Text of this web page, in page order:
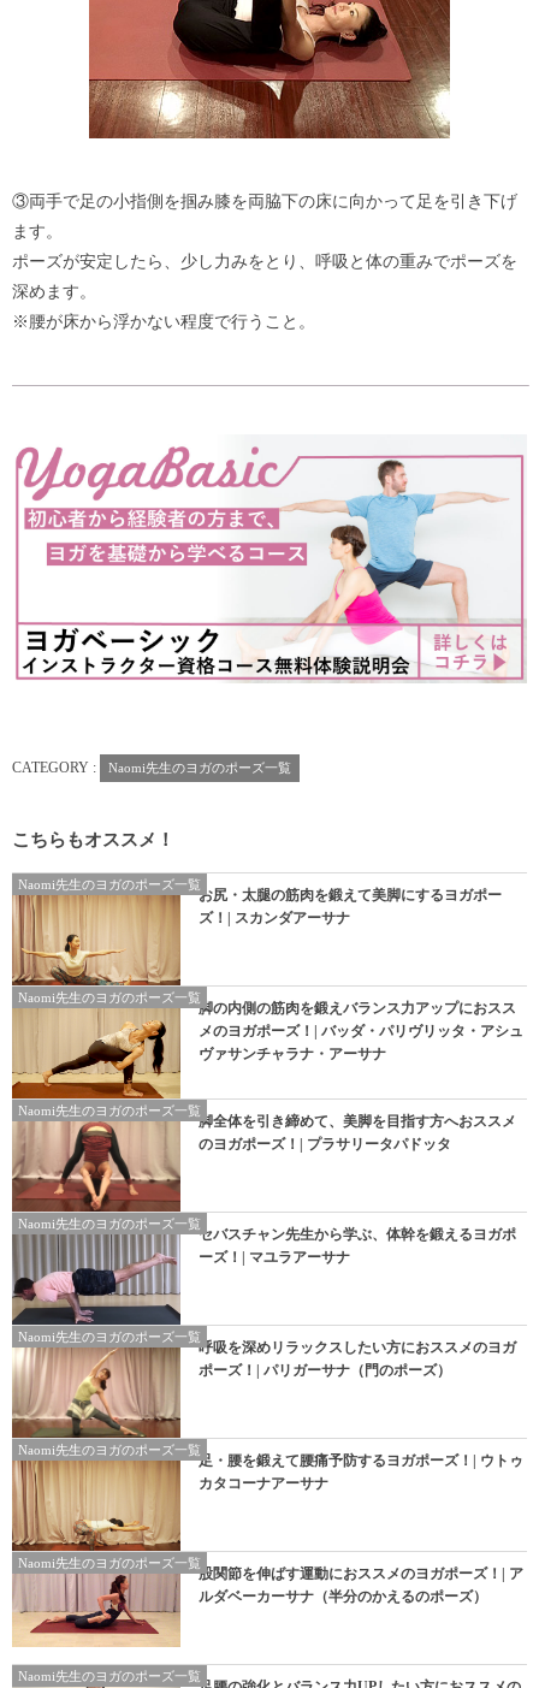
③両手で足の小指側を掴み膝を両脇下の床に向かって足を引き下げ
ます。
ポーズが安定したら、少し力みをとり、呼吸と体の重みでポーズを
深めます。
※腰が床から浮かない程度で行うこと。
CATEGORY : Naomi先生のヨガのポーズ一覧
こちらもオススメ！
Naomi先生のヨガのポーズ一覧
お尻・太腿の筋肉を鍛えて美脚にするヨガポー
ズ！| スカンダアーサナ
Naomi先生のヨガのポーズ一覧
脚の内側の筋肉を鍛えバランス力アップにおスス
メのヨガポーズ！| バッダ・パリヴリッタ・アシュ
ヴァサンチャラナ・アーサナ
Naomi先生のヨガのポーズ一覧
脚全体を引き締めて、美脚を目指す方へおススメ
のヨガポーズ！| プラサリータパドッタ
Naomi先生のヨガのポーズ一覧
セバスチャン先生から学ぶ、体幹を鍛えるヨガポ
ーズ！| マユラアーサナ
Naomi先生のヨガのポーズ一覧
呼吸を深めリラックスしたい方におススメのヨガ
ポーズ！| パリガーサナ（門のポーズ）
Naomi先生のヨガのポーズ一覧
足・腰を鍛えて腰痛予防するヨガポーズ！| ウトゥ
カタコーナアーサナ
Naomi先生のヨガのポーズ一覧
股関節を伸ばす運動におススメのヨガポーズ！| ア
ルダベーカーサナ（半分のかえるのポーズ）
Naomi先生のヨガのポーズ一覧